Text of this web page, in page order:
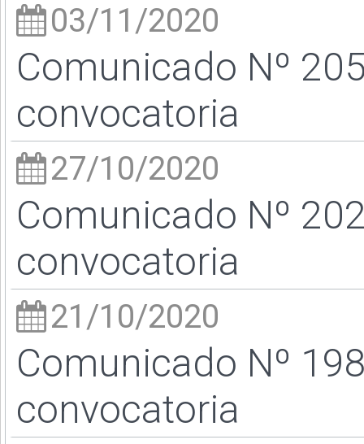
03/11/2020
Comunicado Nº
convocatoria
27/10/2020
Comunicado Nº
convocatoria
21/10/2020
Comunicado Nº
convocatoria